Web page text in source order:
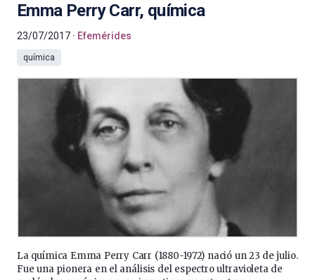
Emma Perry Carr, química
23/07/2017 Efemérides
química
La química Emma Perry Carr (1880-1972) nació un 23 de julio.
Fue una pionera en el análisis del espectro ultravioleta de